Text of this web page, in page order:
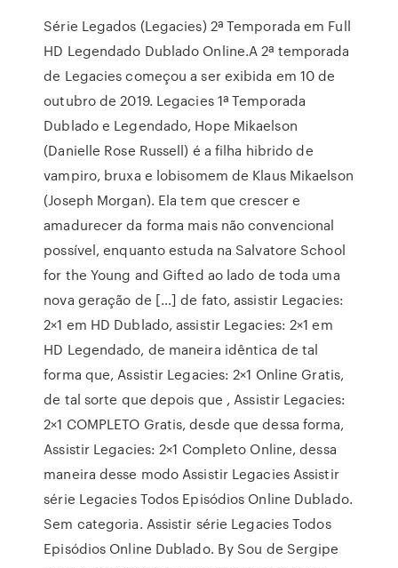
Série Legados (Legacies) 2ª Temporada em Full
HD Legendado Dublado Online.A 2ª temporada
de Legacies começou a ser exibida em 10 de
outubro de 2019. Legacies 1ª Temporada
Dublado e Legendado, Hope Mikaelson
(Danielle Rose Russell) é a filha hibrido de
vampiro, bruxa e lobisomem de Klaus Mikaelson
(Joseph Morgan). Ela tem que crescer e
amadurecer da forma mais não convencional
possível, enquanto estuda na Salvatore School
for the Young and Gifted ao lado de toda uma
nova geração de […] de fato, assistir Legacies:
2×1 em HD Dublado, assistir Legacies: 2×1 em
HD Legendado, de maneira idêntica de tal
forma que, Assistir Legacies: 2×1 Online Gratis,
de tal sorte que depois que , Assistir Legacies:
2×1 COMPLETO Gratis, desde que dessa forma,
Assistir Legacies: 2×1 Completo Online, dessa
maneira desse modo Assistir Legacies Assistir
série Legacies Todos Episódios Online Dublado.
Sem categoria. Assistir série Legacies Todos
Episódios Online Dublado. By Sou de Sergipe